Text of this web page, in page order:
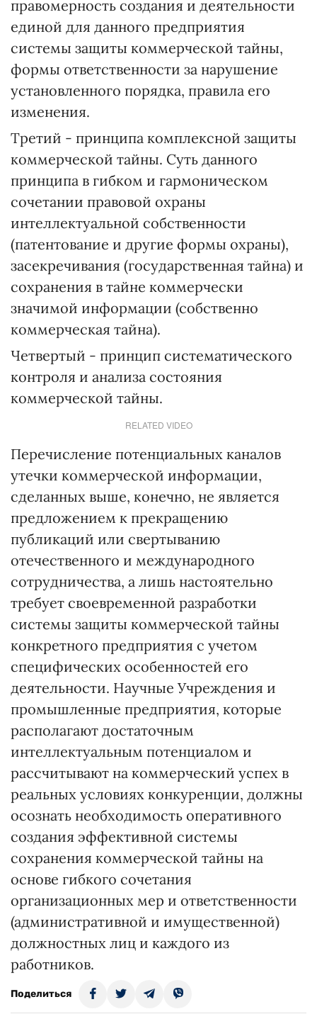
правомерность создания и деятельности
единой для данного предприятия
системы защиты коммерческой тайны,
формы ответственности за нарушение
установленного порядка, правила его
изменения.
Третий - принципа комплексной защиты
коммерческой тайны. Суть данного
принципа в гибком и гармоническом
сочетании правовой охраны
интеллектуальной собственности
(патентование и другие формы охраны),
засекречивания (государственная тайна) и
сохранения в тайне коммерчески
значимой информации (собственно
коммерческая тайна).
Четвертый - принцип систематического
контроля и анализа состояния
коммерческой тайны.
RELATED VIDEO
Перечисление потенциальных каналов
утечки коммерческой информации,
сделанных выше, конечно, не является
предложением к прекращению
публикаций или свертыванию
отечественного и международного
сотрудничества, а лишь настоятельно
требует своевременной разработки
системы защиты коммерческой тайны
конкретного предприятия с учетом
специфических особенностей его
деятельности. Научные Учреждения и
промышленные предприятия, которые
располагают достаточным
интеллектуальным потенциалом и
рассчитывают на коммерческий успех в
реальных условиях конкуренции, должны
осознать необходимость оперативного
создания эффективной системы
сохранения коммерческой тайны на
основе гибкого сочетания
организационных мер и ответственности
(административной и имущественной)
должностных лиц и каждого из
работников.
Поделиться